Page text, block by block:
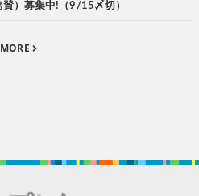
）募集中!（9/15〆切）
MORE